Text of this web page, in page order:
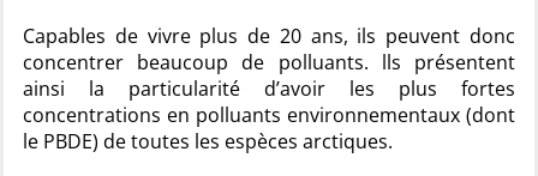
Capables de vivre plus de 20 ans, ils peuvent donc
concentrer beaucoup de polluants. lls présentent
ainsi la particularité d’avoir les plus fortes
concentrations en polluants environnementaux (dont
le PBDE) de toutes les espèces arctiques.